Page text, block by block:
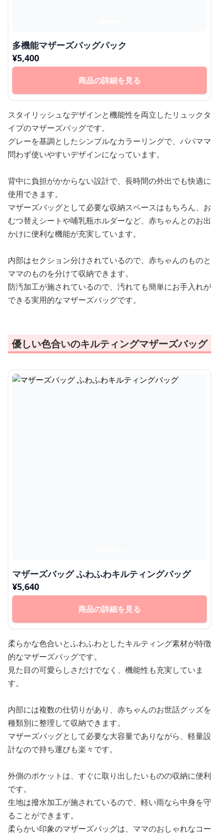
多機能マザーズバッグパック
¥5,400
商品の詳細を見る
スタイリッシュなデザインと機能性を両立したリュックタ
イプのマザーズバッグです。
グレーを基調としたシンプルなカラーリングで、パパママ
問わず使いやすいデザインになっています。
背中に負担がかからない設計で、長時間の外出でも快適に
使用できます。
マザーズバッグとして必要な収納スペースはもちろん、お
むつ替えシートや哺乳瓶ホルダーなど、赤ちゃんとのお出
かけに便利な機能が充実しています。
内部はセクション分けされているので、赤ちゃんのものと
ママのものを分けて収納できます。
防汚加工が施されているので、汚れても簡単にお手入れが
できる実用的なマザーズバッグです。
優しい色合いのキルティングマザーズバッグ
マザーズバッグ ふわふわキルティングバッグ
¥5,640
商品の詳細を見る
柔らかな色合いとふわふわとしたキルティング素材が特徴
的なマザーズバッグです。
見た目の可愛らしさだけでなく、機能性も充実していま
す。
内部には複数の仕切りがあり、赤ちゃんのお世話グッズを
種類別に整理して収納できます。
マザーズバッグとして必要な大容量でありながら、軽量設
計なので持ち運びも楽々です。
外側のポケットは、すぐに取り出したいものの収納に便利
です。
生地は撥水加工が施されているので、軽い雨なら中身を守
ることができます。
柔らかい印象のマザーズバッグは、ママのおしゃれなコー